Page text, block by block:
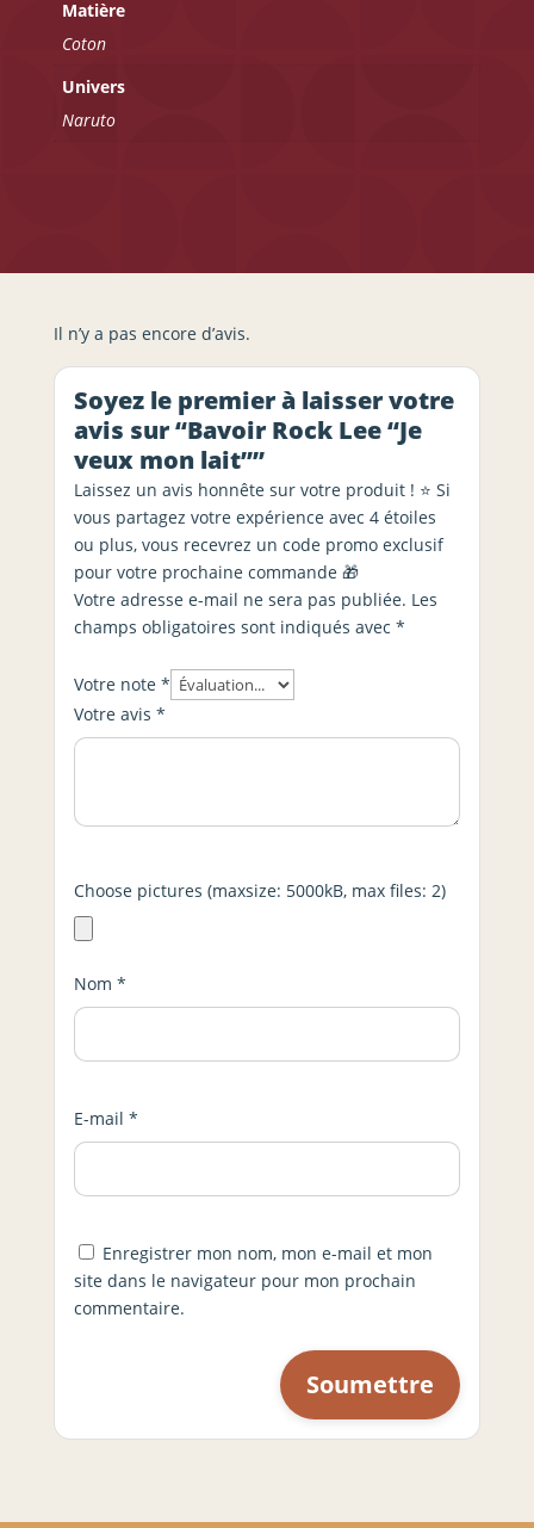
Matière
Coton
Univers
Naruto
Il n’y a pas encore d’avis.
Soyez le premier à laisser votre
avis sur “Bavoir Rock Lee “Je
veux mon lait””
Laissez un avis honnête sur votre produit ! ⭐ Si
vous partagez votre expérience avec 4 étoiles
ou plus, vous recevrez un code promo exclusif
pour votre prochaine commande 🎁
Votre adresse e-mail ne sera pas publiée. Les
champs obligatoires sont indiqués avec *
Votre note *
Votre avis *
Choose pictures (maxsize: 5000kB, max files: 2)
Nom *
E-mail *
Enregistrer mon nom, mon e-mail et mon
site dans le navigateur pour mon prochain
commentaire.